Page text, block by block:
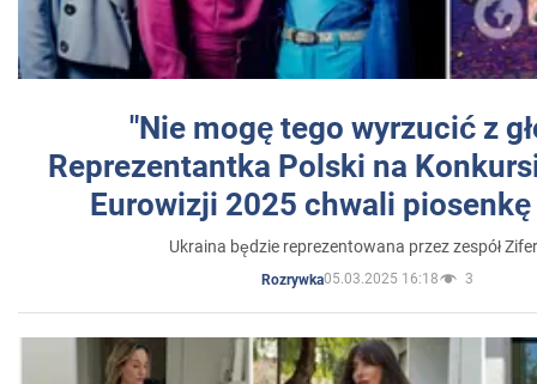
"Nie mogę tego wyrzucić z
Reprezentantka Polski na
Eurowizji 2025 chwali
Ukraina będzie reprezentowana przez zespół
Rozrywka05.03.2025 16:18 3